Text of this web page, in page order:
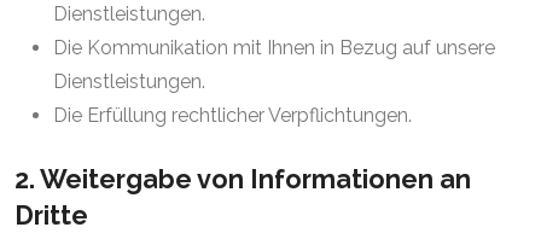
Dienstleistungen.
Die Kommunikation mit Ihnen in Bezug auf unsere
Dienstleistungen.
Die Erfüllung rechtlicher Verpflichtungen.
2. Weitergabe von Informationen an
Dritte